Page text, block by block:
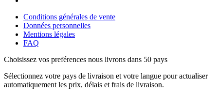
Conditions générales de vente
Données personnelles
Mentions légales
FAQ
Choisissez vos preférences nous livrons dans 50 pays
Sélectionnez votre pays de livraison et votre langue pour actualiser
automatiquement les prix, délais et frais de livraison.